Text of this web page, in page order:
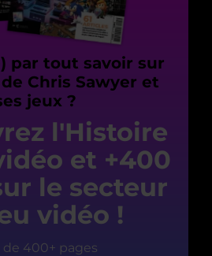
par tout savoir sur
Chris Sawyer et
jeux ?
l'Histoire
et +400
le secteur
vidéo !
de 400+ pages